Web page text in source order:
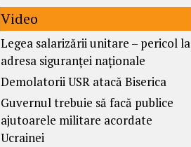
Video
Legea salarizării unitare – pericol la
adresa siguranței naționale
Demolatorii USR atacă Biserica
Guvernul trebuie să facă publice
ajutoarele militare acordate
Ucrainei